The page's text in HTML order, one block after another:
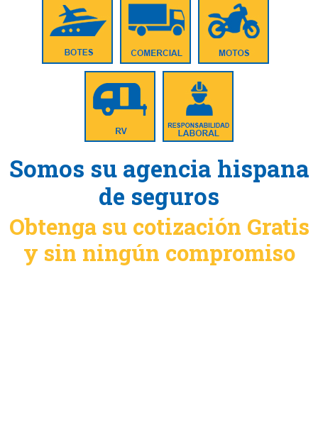
Somos su agencia hispana
de seguros
Obtenga su cotización Gratis
y sin ningún compromiso